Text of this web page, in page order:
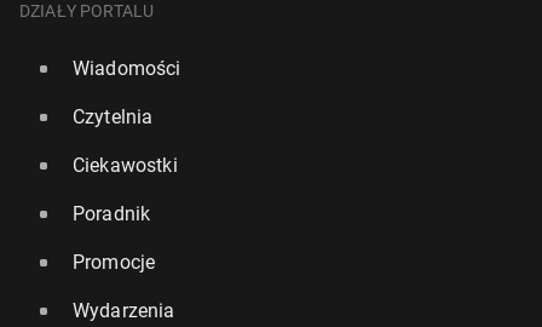
DZIAŁY PORTALU
Wiadomości
Czytelnia
Ciekawostki
Poradnik
Promocje
Wydarzenia